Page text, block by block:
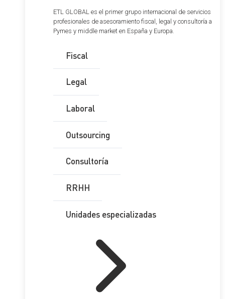
ETL GLOBAL es el primer grupo internacional de servicios
profesionales de asesoramiento fiscal, legal y consultoría a
Pymes y middle market en España y Europa.
Fiscal
Legal
Laboral
Outsourcing
Consultoría
RRHH
Unidades especializadas